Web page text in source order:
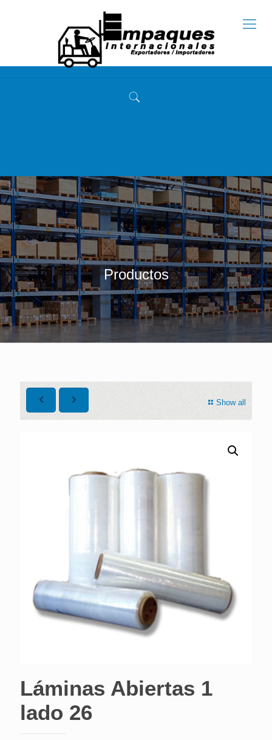
Productos
Show all
Láminas Abiertas 1
lado 26